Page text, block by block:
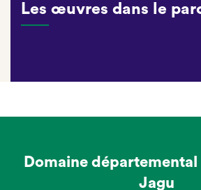
Les œuvres dans le
Domaine départemental
Jagu